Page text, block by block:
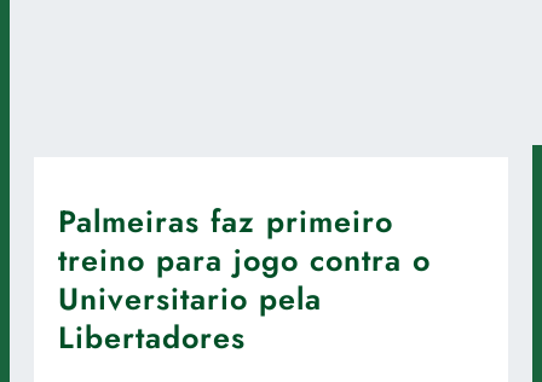
Palmeiras faz primeiro
treino para jogo contra o
Universitario pela
Libertadores